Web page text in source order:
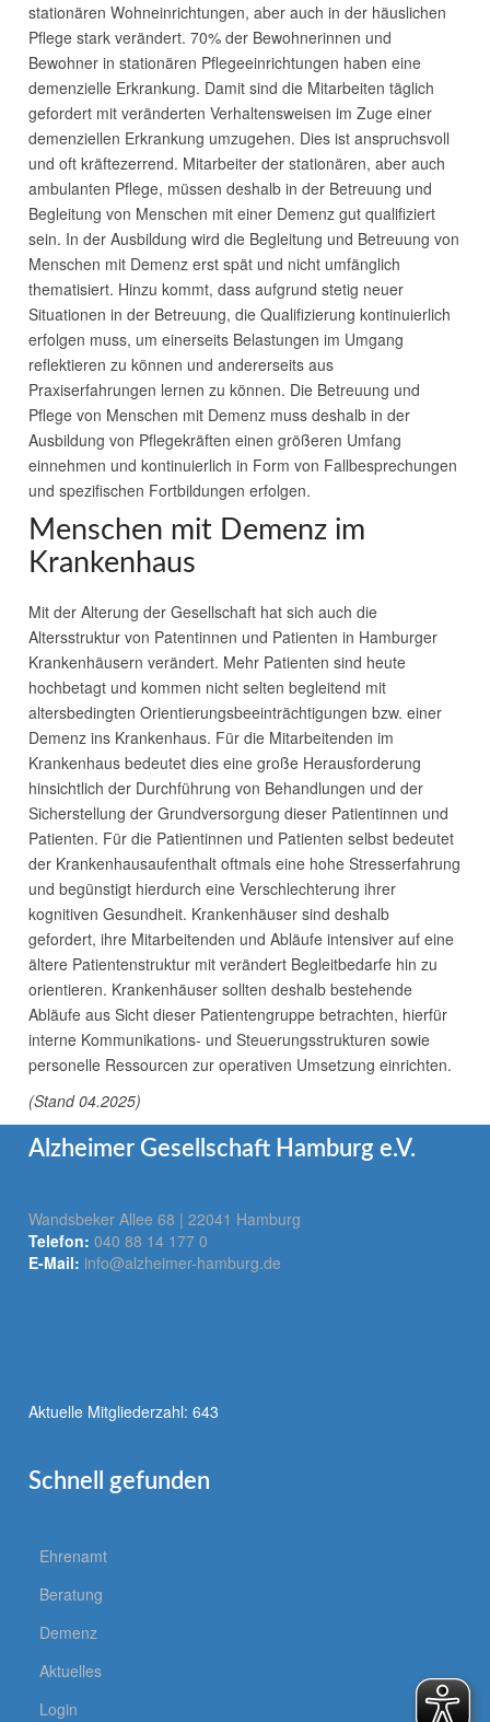
stationären Wohneinrichtungen, aber auch in der häuslichen
Pflege stark verändert. 70% der Bewohnerinnen und
Bewohner in stationären Pflegeeinrichtungen haben eine
demenzielle Erkrankung. Damit sind die Mitarbeiten täglich
gefordert mit veränderten Verhaltensweisen im Zuge einer
demenziellen Erkrankung umzugehen. Dies ist anspruchsvoll
und oft kräftezerrend. Mitarbeiter der stationären, aber auch
ambulanten Pflege, müssen deshalb in der Betreuung und
Begleitung von Menschen mit einer Demenz gut qualifiziert
sein. In der Ausbildung wird die Begleitung und Betreuung von
Menschen mit Demenz erst spät und nicht umfänglich
thematisiert. Hinzu kommt, dass aufgrund stetig neuer
Situationen in der Betreuung, die Qualifizierung kontinuierlich
erfolgen muss, um einerseits Belastungen im Umgang
reflektieren zu können und andererseits aus
Praxiserfahrungen lernen zu können. Die Betreuung und
Pflege von Menschen mit Demenz muss deshalb in der
Ausbildung von Pflegekräften einen größeren Umfang
einnehmen und kontinuierlich in Form von Fallbesprechungen
und spezifischen Fortbildungen erfolgen.
Menschen mit Demenz im
Krankenhaus
Mit der Alterung der Gesellschaft hat sich auch die
Altersstruktur von Patentinnen und Patienten in Hamburger
Krankenhäusern verändert. Mehr Patienten sind heute
hochbetagt und kommen nicht selten begleitend mit
altersbedingten Orientierungsbeeinträchtigungen bzw. einer
Demenz ins Krankenhaus. Für die Mitarbeitenden im
Krankenhaus bedeutet dies eine große Herausforderung
hinsichtlich der Durchführung von Behandlungen und der
Sicherstellung der Grundversorgung dieser Patientinnen und
Patienten. Für die Patientinnen und Patienten selbst bedeutet
der Krankenhausaufenthalt oftmals eine hohe Stresserfahrung
und begünstigt hierdurch eine Verschlechterung ihrer
kognitiven Gesundheit. Krankenhäuser sind deshalb
gefordert, ihre Mitarbeitenden und Abläufe intensiver auf eine
ältere Patientenstruktur mit verändert Begleitbedarfe hin zu
orientieren. Krankenhäuser sollten deshalb bestehende
Abläufe aus Sicht dieser Patientengruppe betrachten, hierfür
interne Kommunikations- und Steuerungsstrukturen sowie
personelle Ressourcen zur operativen Umsetzung einrichten.
(Stand 04.2025)
Alzheimer Gesellschaft Hamburg e.V.
Wandsbeker Allee 68 | 22041 Hamburg
Telefon: 040 88 14 177 0
E-Mail: info@alzheimer-hamburg.de
Aktuelle Mitgliederzahl: 643
Schnell gefunden
Ehrenamt
Beratung
Demenz
Aktuelles
Login